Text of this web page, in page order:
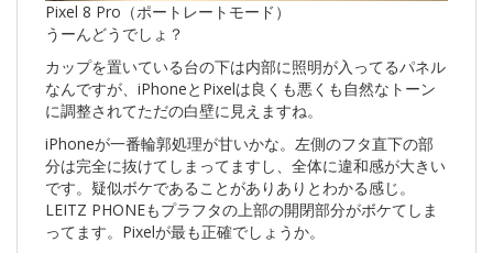
Pixel 8 Pro（ポートレートモード）
うーんどうでしょ？
カップを置いている台の下は内部に照明が入ってるパネル
なんですが、iPhoneとPixelは良くも悪くも自然なトーン
に調整されてただの白壁に見えますね。
iPhoneが一番輪郭処理が甘いかな。左側のフタ直下の部
分は完全に抜けてしまってますし、全体に違和感が大きい
です。疑似ボケであることがありありとわかる感じ。
LEITZ PHONEもプラフタの上部の開閉部分がボケてしま
ってます。Pixelが最も正確でしょうか。